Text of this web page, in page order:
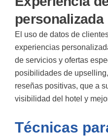
personalizada
El uso de datos de
experiencias
de servicios y ofertas
posibilidades de
reseñas positivas, que a
visibilidad del hotel y
Técnicas